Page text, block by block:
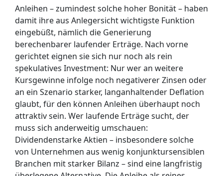
Anleihen – zumindest solche hoher Bonität – haben
damit ihre aus Anlegersicht wichtigste Funktion
eingebüßt, nämlich die Generierung
berechenbarer laufender Erträge. Nach vorne
gerichtet eignen sie sich nur noch als rein
spekulatives Investment: Nur wer an weitere
Kursgewinne infolge noch negativerer Zinsen oder
an ein Szenario starker, langanhaltender Deflation
glaubt, für den können Anleihen überhaupt noch
attraktiv sein. Wer laufende Erträge sucht, der
muss sich anderweitig umschauen:
Dividendenstarke Aktien – insbesondere solche
von Unternehmen aus wenig konjunktursensiblen
Branchen mit starker Bilanz – sind eine langfristig